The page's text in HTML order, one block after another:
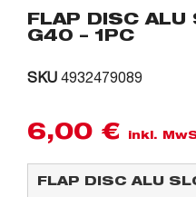
FLAP DISC
G40 – 1PC
SKU 4932479089
6,00 € inkl.